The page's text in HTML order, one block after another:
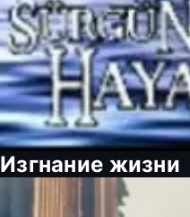
Изгнание жизни